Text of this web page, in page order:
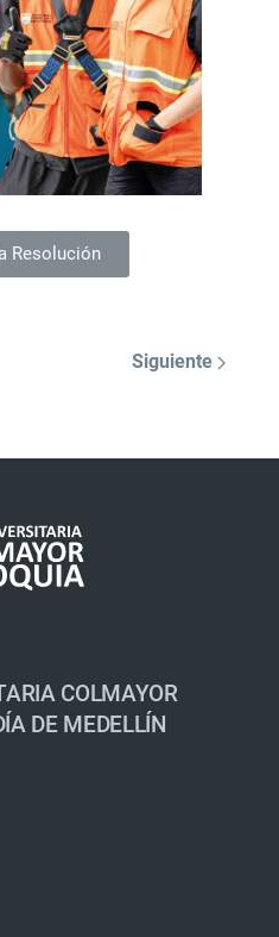
Resolución
Siguiente
COLMAYOR
DE MEDELLÍN